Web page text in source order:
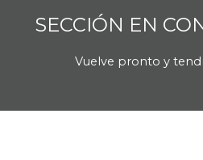
SECCIÓN EN
Vuelve pronto y